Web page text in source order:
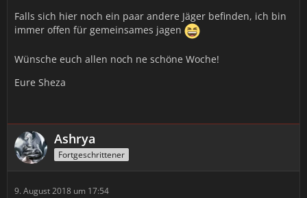
Falls sich hier noch ein paar andere Jäger befinden, ich bin
immer offen für gemeinsames jagen
Wünsche euch allen noch ne schöne Woche!
Eure Sheza
Ashrya
Fortgeschrittener
9. August 2018 um 17:54